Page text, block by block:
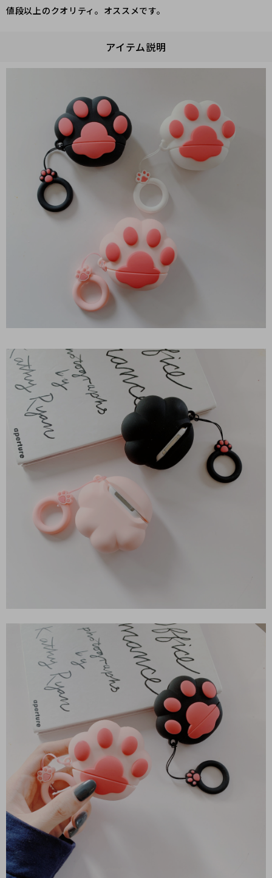
値段以上のクオリティ。オススメです。
アイテム説明